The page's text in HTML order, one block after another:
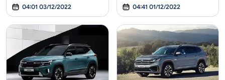
04:01 03/12/2022
04:41 01/12/2022